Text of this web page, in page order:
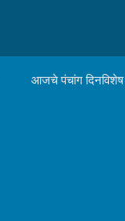
आजचे पंचांग दिनविशेष